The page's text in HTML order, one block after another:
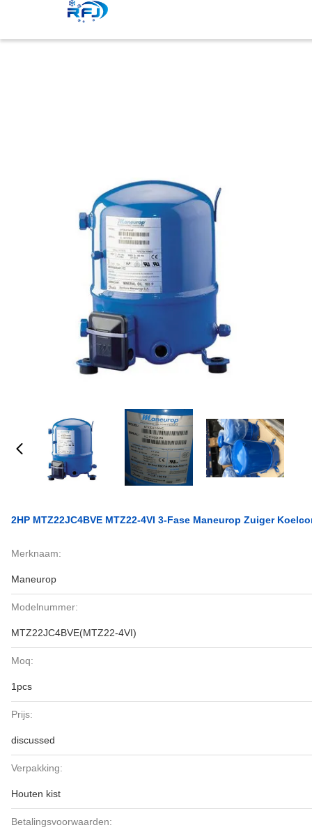
2HP MTZ22JC4BVE MTZ22-4VI 3-Fase Maneurop Zuiger
Merknaam:
Maneurop
Modelnummer:
MTZ22JC4BVE(MTZ22-4VI)
Moq:
1pcs
Prijs:
discussed
Verpakking:
Houten kist
Betalingsvoorwaarden: